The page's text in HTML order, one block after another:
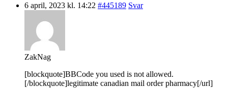
6 april, 2023 kl. 14:22 #445189 Svar
ZakNag
[blockquote]BBCode you used is not allowed.
[/blockquote]legitimate canadian mail order pharmacy[/url]